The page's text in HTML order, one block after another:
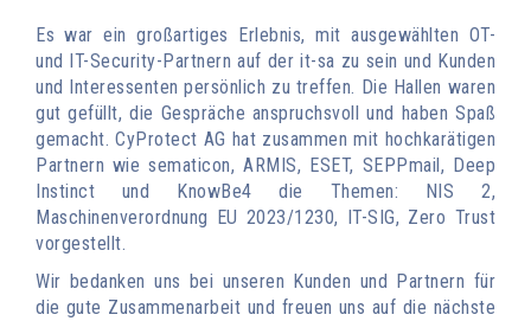
Es war ein großartiges Erlebnis, mit ausgewählten OT-
und IT-Security-Partnern auf der it-sa zu sein und Kunden
und Interessenten persönlich zu treffen. Die Hallen waren
gut gefüllt, die Gespräche anspruchsvoll und haben Spaß
gemacht. CyProtect AG hat zusammen mit hochkarätigen
Partnern wie sematicon, ARMIS, ESET, SEPPmail, Deep
Instinct und KnowBe4 die Themen: NIS 2,
Maschinenverordnung EU 2023/1230, IT-SIG, Zero Trust
vorgestellt.
Wir bedanken uns bei unseren Kunden und Partnern für
die gute Zusammenarbeit und freuen uns auf die nächste